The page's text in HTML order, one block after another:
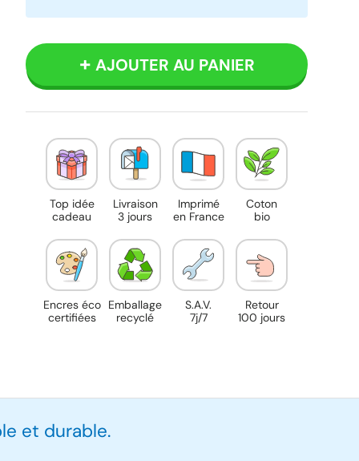
AJOUTER AU PANIER
Top idée
cadeau
Livraison
3 jours
Imprimé
en France
Coton
bio
Encres éco
certifiées
Emballage
recyclé
S.A.V.
7j/7
Retour
100 jours
et durable.